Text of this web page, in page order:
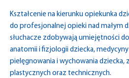
Kształcenie na kierunku opiekunka
do profesjonalnej opieki nad małym
słuchacze zdobywają umiejętności
anatomii i fizjologii dziecka,
pielęgnowania i wychowania dziecka,
plastycznych oraz technicznych.